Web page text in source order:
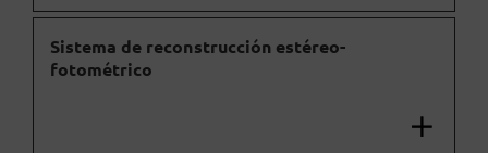
Sistema de reconstrucción estéreo-
fotométrico